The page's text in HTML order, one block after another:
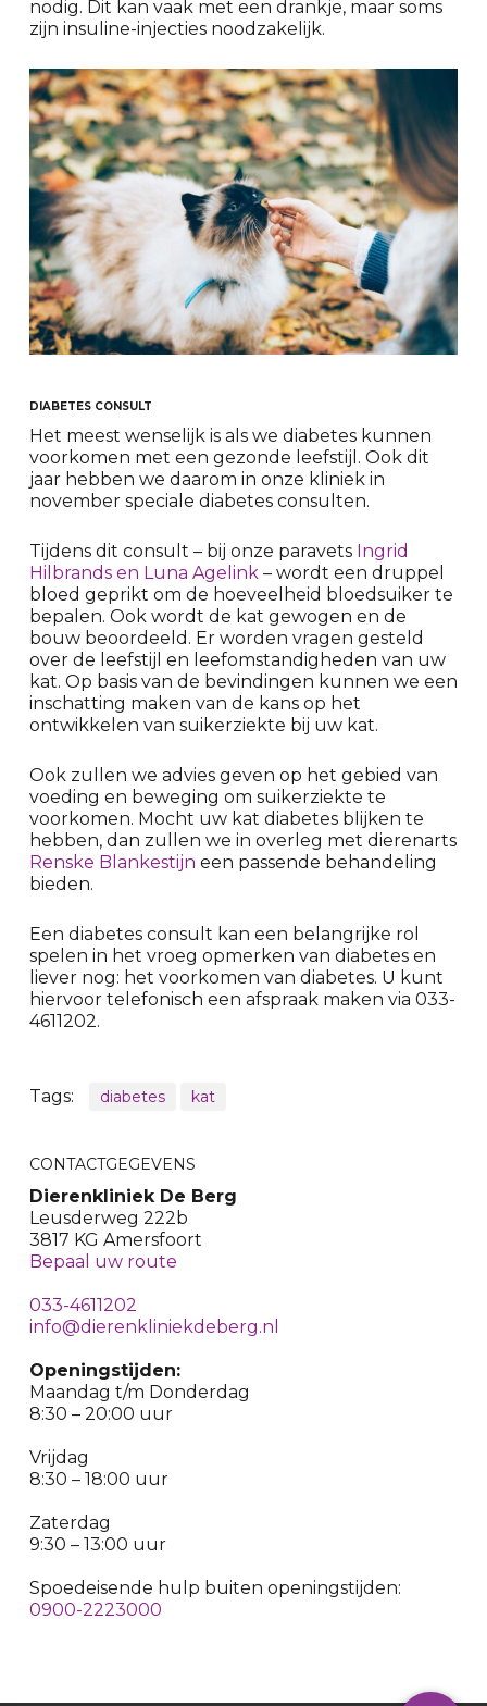
nodig. Dit kan vaak met een drankje, maar soms
zijn insuline-injecties noodzakelijk.
DIABETES CONSULT
Het meest wenselijk is als we diabetes kunnen
voorkomen met een gezonde leefstijl. Ook dit
jaar hebben we daarom in onze kliniek in
november speciale diabetes consulten.
Tijdens dit consult – bij onze paravets Ingrid
Hilbrands en Luna Agelink– wordt een druppel
bloed geprikt om de hoeveelheid bloedsuiker te
bepalen. Ook wordt de kat gewogen en de
bouw beoordeeld. Er worden vragen gesteld
over de leefstijl en leefomstandigheden van uw
kat. Op basis van de bevindingen kunnen we een
inschatting maken van de kans op het
ontwikkelen van suikerziekte bij uw kat.
Ook zullen we advies geven op het gebied van
voeding en beweging om suikerziekte te
voorkomen. Mocht uw kat diabetes blijken te
hebben, dan zullen we in overleg met dierenarts
Renske Blankestijn een passende behandeling
bieden.
Een diabetes consult kan een belangrijke rol
spelen in het vroeg opmerken van diabetes en
liever nog: het voorkomen van diabetes. U kunt
hiervoor telefonisch een afspraak maken via 033-
4611202.
Tags: diabetes kat
CONTACTGEGEVENS
Dierenkliniek De Berg
Leusderweg 222b
3817 KG Amersfoort
Bepaal uw route
033-4611202
info@dierenkliniekdeberg.nl
Openingstijden:
Maandag t/m Donderdag
8:30 – 20:00 uur
Vrijdag
8:30 – 18:00 uur
Zaterdag
9:30 – 13:00 uur
Spoedeisende hulp buiten openingstijden:
0900-2223000